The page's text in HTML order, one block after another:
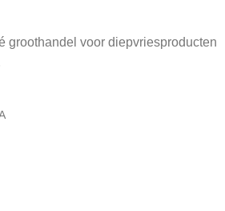
groothandel voor diepvriesproducten